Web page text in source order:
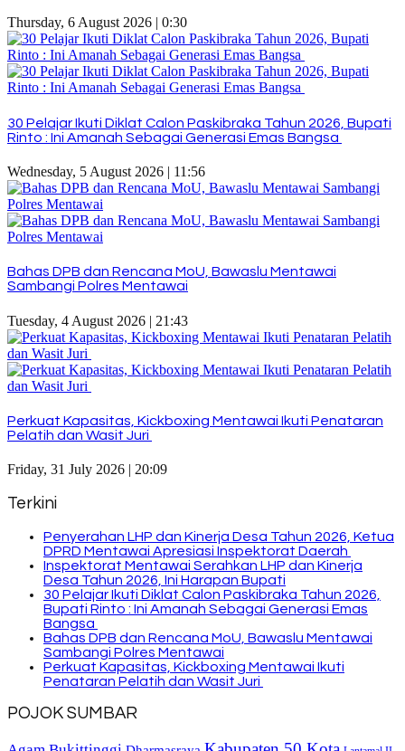
Thursday, 6 August 2026 | 0:30
30 Pelajar Ikuti Diklat Calon Paskibraka Tahun 2026, Bupati
Rinto : Ini Amanah Sebagai Generasi Emas Bangsa
Wednesday, 5 August 2026 | 11:56
Bahas DPB dan Rencana MoU, Bawaslu Mentawai
Sambangi Polres Mentawai
Tuesday, 4 August 2026 | 21:43
Perkuat Kapasitas, Kickboxing Mentawai Ikuti Penataran
Pelatih dan Wasit Juri
Friday, 31 July 2026 | 20:09
Terkini
Penyerahan LHP dan Kinerja Desa Tahun 2026, Ketua
DPRD Mentawai Apresiasi Inspektorat Daerah
Inspektorat Mentawai Serahkan LHP dan Kinerja
Desa Tahun 2026, Ini Harapan Bupati
30 Pelajar Ikuti Diklat Calon Paskibraka Tahun 2026,
Bupati Rinto : Ini Amanah Sebagai Generasi Emas
Bangsa
Bahas DPB dan Rencana MoU, Bawaslu Mentawai
Sambangi Polres Mentawai
Perkuat Kapasitas, Kickboxing Mentawai Ikuti
Penataran Pelatih dan Wasit Juri
POJOK SUMBAR